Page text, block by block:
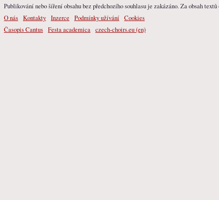
Publikování nebo šíření obsahu bez předchozího souhlasu je zakázáno. Za obsah
O nás Kontakty Inzerce Podmínky užívání Cookies
Časopis Cantus Festa academica czech-choirs.eu (en)